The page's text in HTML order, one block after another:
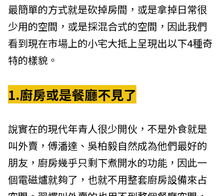
最簡單的方式就是砍掉房間，或是拿掉日常很
少用的空間，或是採混合式的空間，因此我們
看到現在市場上的小宅大抵上呈現出以下4種奇
特的樣貌。
1.廚房或是餐廳不見了
說實在的現代年青人很少開伙，不是外食就是
叫外賣，傅潘達、吳柏毅自然成為他們最好的
朋友，廚房幾乎只剩下煮開水的功能，因此一
個電磁爐就夠了，也就不用整套廚房設備來占